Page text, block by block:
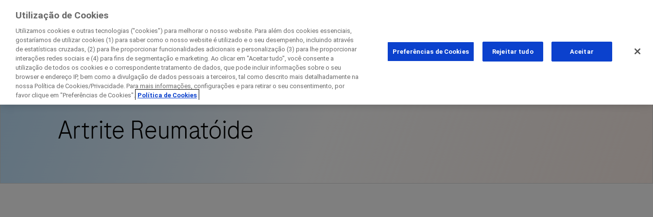
Pesquisa Clínica
Na Roche
Início Disease Area Overview Transtorno Autoimune Artrite Reumatóide
Artrite Reumatóide
Fechar
Fechar
Fechar
Directly contact the sponsor for questions
Fechar
Utilização de Cookies
Utilizamos cookies e outras tecnologias ("cookies") para melhorar o nosso website. Para além dos cookies essenciais,
gostaríamos de utilizar cookies (1) para saber como o nosso website é utilizado e o seu desempenho, incluindo através
de estatísticas cruzadas, (2) para lhe proporcionar funcionalidades adicionais e personalização (3) para lhe proporcionar
interações redes sociais e (4) para fins de segmentação e marketing. Ao clicar em "Aceitar tudo", você consente a
utilização de todos os cookies e o correspondente tratamento de dados, que pode incluir informações sobre o seu
browser e endereço IP, bem como a divulgação de dados pessoais a terceiros, tal como descrito mais detalhadamente na
nossa Política de Cookies/Privacidade. Para mais informações, configurações e para retirar o seu consentimento, por
favor clique em "Preferências de Cookies". Política de Cookies
Preferências de Cookies Rejeitar tudo Aceitar